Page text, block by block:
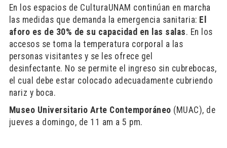
En los espacios de CulturaUNAM continúan en marcha
las medidas que demanda la emergencia sanitaria: El
aforo es de 30% de su capacidad en las salas. En los
accesos se toma la temperatura corporal a las
personas visitantes y se les ofrece gel
desinfectante. No se permite el ingreso sin cubrebocas,
el cual debe estar colocado adecuadamente cubriendo
nariz y boca.
Museo Universitario Arte Contemporáneo (MUAC), de
jueves a domingo, de 11 am a 5 pm.